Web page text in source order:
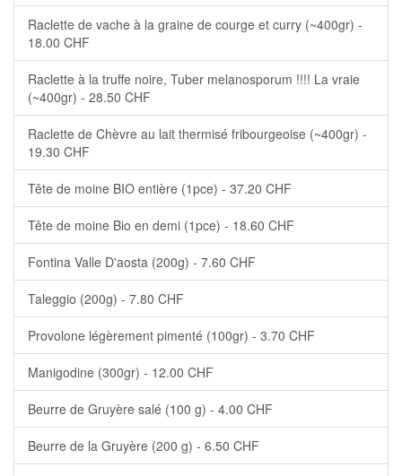
Raclette de vache à la graine de courge et curry (~400gr) -
18.00 CHF
Raclette à la truffe noire, Tuber melanosporum !!!! La vraie
(~400gr) - 28.50 CHF
Raclette de Chèvre au lait thermisé fribourgeoise (~400gr) -
19.30 CHF
Tête de moine BIO entière (1pce) - 37.20 CHF
Tête de moine Bio en demi (1pce) - 18.60 CHF
Fontina Valle D'aosta (200g) - 7.60 CHF
Taleggio (200g) - 7.80 CHF
Provolone légèrement pimenté (100gr) - 3.70 CHF
Manigodine (300gr) - 12.00 CHF
Beurre de Gruyère salé (100 g) - 4.00 CHF
Beurre de la Gruyère (200 g) - 6.50 CHF